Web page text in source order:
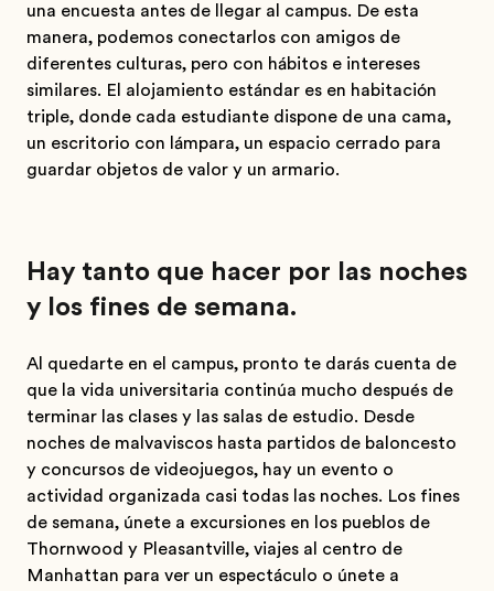
una encuesta antes de llegar al campus. De esta
manera, podemos conectarlos con amigos de
diferentes culturas, pero con hábitos e intereses
similares. El alojamiento estándar es en habitación
triple, donde cada estudiante dispone de una cama,
un escritorio con lámpara, un espacio cerrado para
guardar objetos de valor y un armario.
Hay tanto que hacer por las noches
y los fines de semana.
Al quedarte en el campus, pronto te darás cuenta de
que la vida universitaria continúa mucho después de
terminar las clases y las salas de estudio. Desde
noches de malvaviscos hasta partidos de baloncesto
y concursos de videojuegos, hay un evento o
actividad organizada casi todas las noches. Los fines
de semana, únete a excursiones en los pueblos de
Thornwood y Pleasantville, viajes al centro de
Manhattan para ver un espectáculo o únete a